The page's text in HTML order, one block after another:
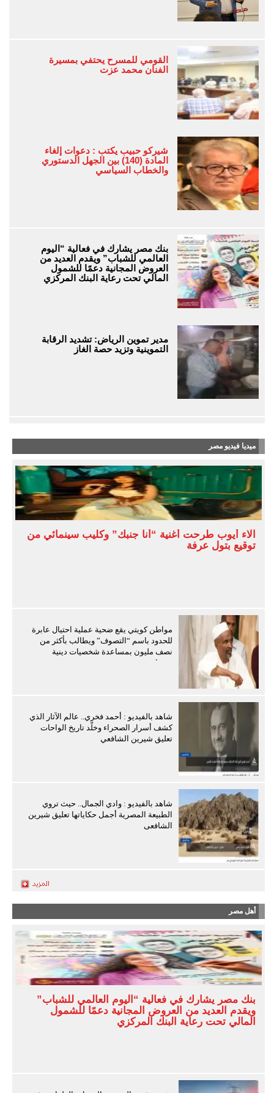
القومي للمسرح يحتفي بمسيرة
الفنان محمد عزت
شيركو حبيب يكتب : دعوات إلغاء
المادة (140) بين الجهل الدستوري
والخطاب السياسي
بنك مصر يشارك في فعالية “اليوم
العالمي للشباب” ويقدم العديد من
العروض المجانية دعمًا للشمول
المالي تحت رعاية البنك المركزي
مدير تموين الرياض: تشديد الرقابة
التموينية وتزيد حصة الغاز
ميديا فيديو مصر
آلاء أيوب طرحت أغنية “أنا جنبك” وكليب سينمائي من
توقيع بتول عرفة
مواطن كويتي يقع ضحية عملية احتيال عابرة
للحدود باسم “التصوف” ويطالب بأكثر من
نصف مليون بمساعدة شخصيات دينية
سودانية
شاهد بالفيديو : أحمد فخري.. عالم الآثار الذي
كشف أسرار الصحراء وخلّد تاريخ الواحات
تعليق شيرين الشافعي
شاهد بالفيديو : وادي الجمال.. حيث تروي
الطبيعة المصرية أجمل حكاياتها تعليق شيرين
الشافعى
أهل مصر
بنك مصر يشارك في فعالية “اليوم العالمي للشباب”
ويقدم العديد من العروض المجانية دعمًا للشمول
المالي تحت رعاية البنك المركزي